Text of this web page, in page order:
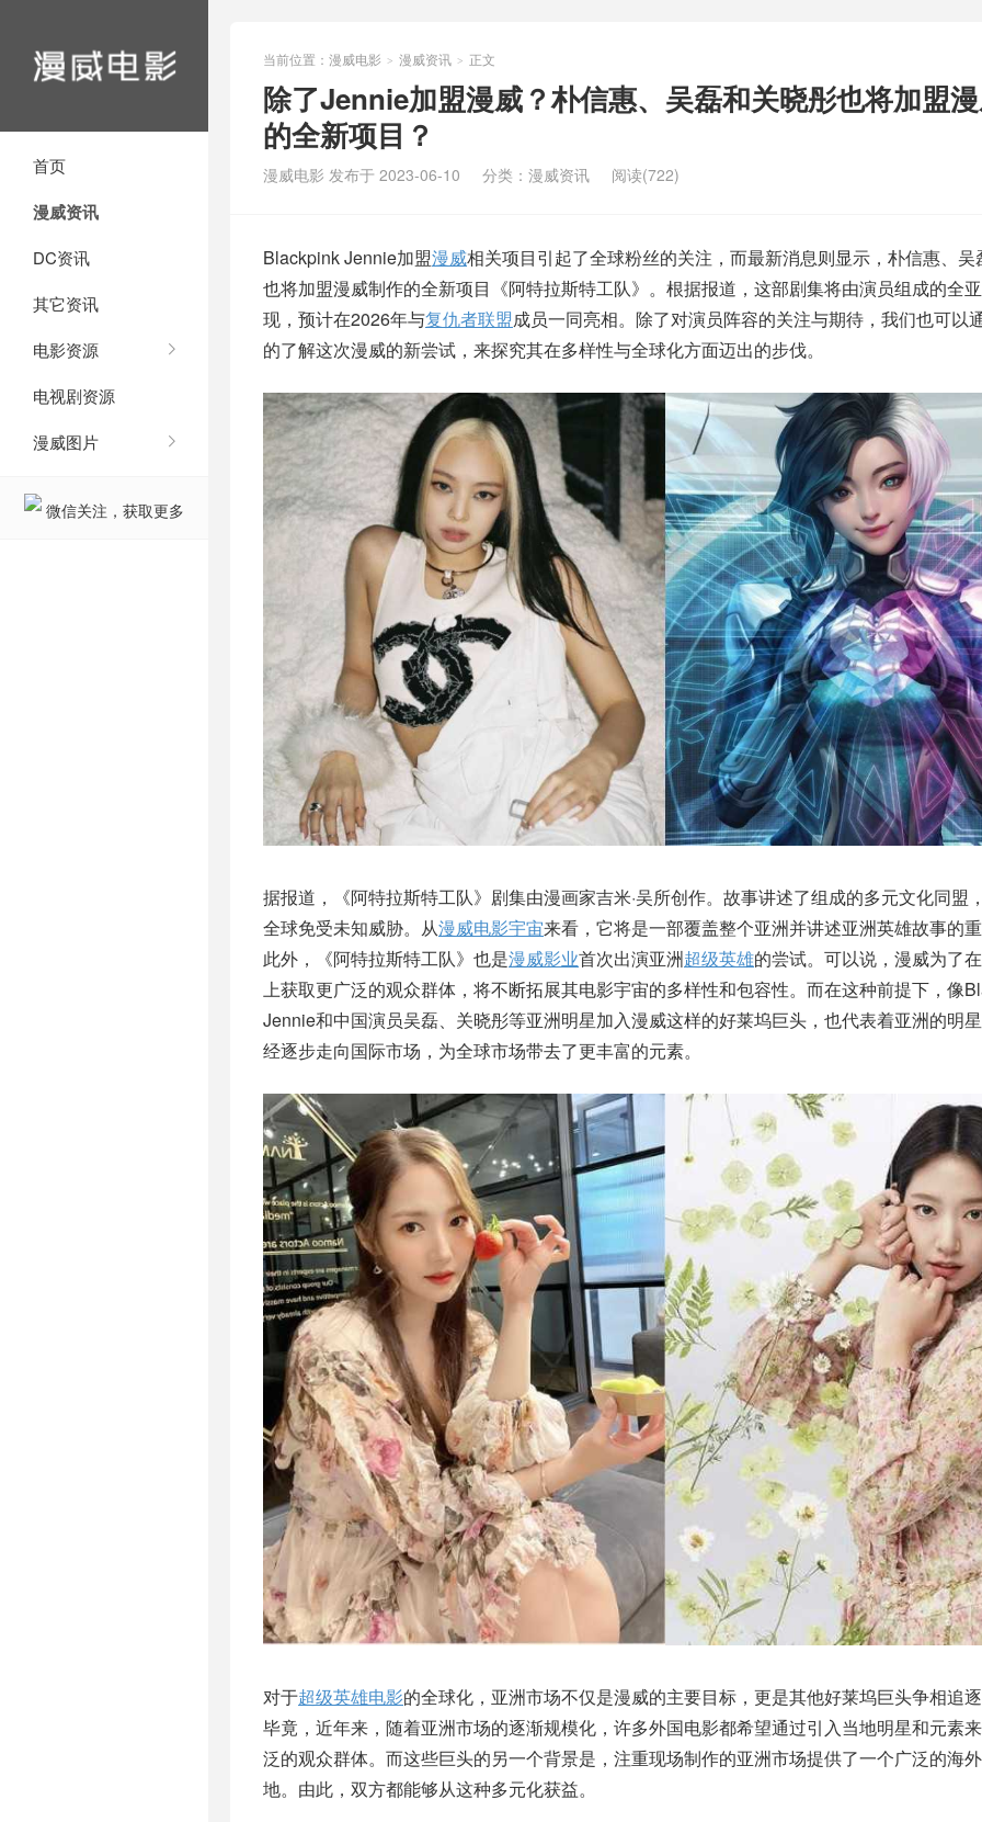
首页
漫威资讯
DC资讯
其它资讯
电影资源
电视剧资源
漫威图片
微信关注，获取更多
当前位置： 漫威电影 > 漫威资讯 > 正文
除了Jennie加盟漫威？朴信惠、吴磊和关晓彤也将加盟
的全新项目？
漫威电影 发布于 2023-06-10 分类： 漫威资讯 阅读(722)
Blackpink Jennie加盟漫威相关项目引起了全球粉丝的关注，而最新消息则显示，朴信惠、吴
也将加盟漫威制作的全新项目《阿特拉斯特工队》。根据报道，这部剧集将由演员组成的全
现，预计在2026年与复仇者联盟成员一同亮相。除了对演员阵容的关注与期待，我们也可以
的了解这次漫威的新尝试，来探究其在多样性与全球化方面迈出的步伐。
据报道，《阿特拉斯特工队》剧集由漫画家吉米·吴所创作。故事讲述了组成的多元文化同盟
全球免受未知威胁。从漫威电影宇宙来看，它将是一部覆盖整个亚洲并讲述亚洲英雄故事的
此外，《阿特拉斯特工队》也是漫威影业首次出演亚洲超级英雄的尝试。可以说，漫威为了
上获取更广泛的观众群体，将不断拓展其电影宇宙的多样性和包容性。而在这种前提下，像
Jennie和中国演员吴磊、关晓彤等亚洲明星加入漫威这样的好莱坞巨头，也代表着亚洲的明
经逐步走向国际市场，为全球市场带去了更丰富的元素。
对于超级英雄电影的全球化，亚洲市场不仅是漫威的主要目标，更是其他好莱坞巨头争相追
毕竟，近年来，随着亚洲市场的逐渐规模化，许多外国电影都希望通过引入当地明星和元素
泛的观众群体。而这些巨头的另一个背景是，注重现场制作的亚洲市场提供了一个广泛的海
地。由此，双方都能够从这种多元化获益。